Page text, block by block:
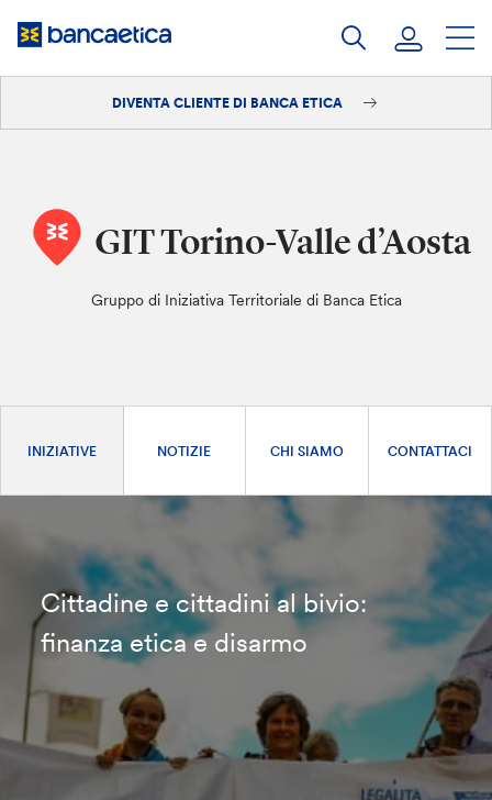
DIVENTA CLIENTE DI BANCA ETICA
GIT Torino-Valle d’Aosta
Gruppo di Iniziativa Territoriale di Banca Etica
INIZIATIVE NOTIZIE CHI SIAMO CONTATTACI
Cittadine e cittadini al bivio:
finanza etica e disarmo